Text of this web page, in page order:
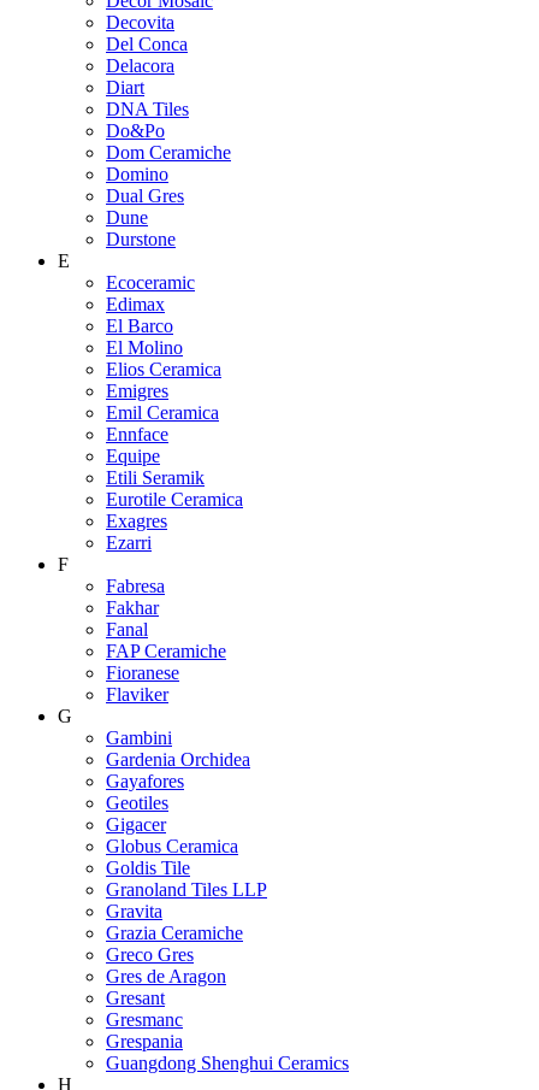
Decovita
Del Conca
Delacora
Diart
DNA Tiles
Do&Po
Dom Ceramiche
Domino
Dual Gres
Dune
Durstone
E
Ecoceramic
Edimax
El Barco
El Molino
Elios Ceramica
Emigres
Emil Ceramica
Ennface
Equipe
Etili Seramik
Eurotile Ceramica
Exagres
Ezarri
F
Fabresa
Fakhar
Fanal
FAP Ceramiche
Fioranese
Flaviker
G
Gambini
Gardenia Orchidea
Gayafores
Geotiles
Gigacer
Globus Ceramica
Goldis Tile
Granoland Tiles LLP
Gravita
Grazia Ceramiche
Greco Gres
Gres de Aragon
Gresant
Gresmanc
Grespania
Guangdong Shenghui Ceramics
H